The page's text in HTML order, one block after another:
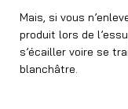
Mais, si vous
produit lors de
s’écailler voire se
blanchâtre.